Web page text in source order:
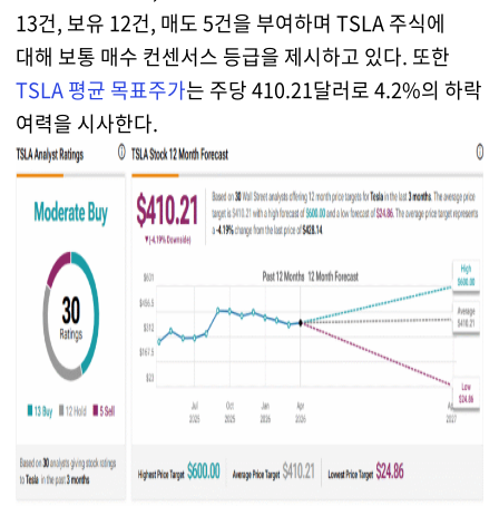
13건, 보유 12건, 매도 5건을 부여하며 TSLA 주식에
대해 보통 매수 컨센서스 등급을 제시하고 있다. 또한
TSLA 평균 목표주가는 주당 410.21달러로 4.2%의 하락
여력을 시사한다.